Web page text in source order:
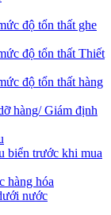
độ tổn thất ghe
độ tổn thất Thiết
độ tổn thất hàng
hàng/ Giám định
biển trước khi mua
hàng hóa
nước